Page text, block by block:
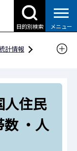
目的別検索 メニュー
計情報
人住民
・人